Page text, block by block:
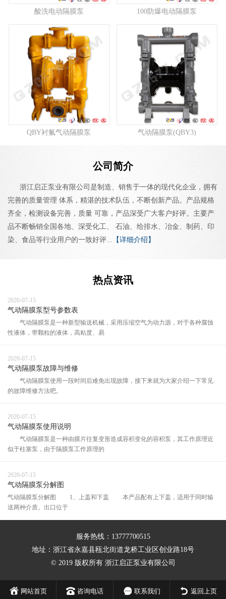
酸洗电动隔膜泵 100防爆电动隔膜泵
QBY衬氟气动隔膜泵 气动隔膜泵(QBY3)
公司简介
浙江启正泵业有限公司是制造、销售于一体的现代化企业，拥有
完善的质量管理 体系，精湛的技术队伍，不断创新产品。产品规格
齐全，检测设备完善，质量 可靠，产品深受广大客户好评。主要产
品不断畅销全国各地、深受化工、 石油、给排水、冶金、制药、印
染、食品等行业用户的一致好评... 【详细介绍】
热点资讯
2020-07-15
气动隔膜泵型号参数表
气动隔膜泵是一种新型输送机械，采用压缩空气为动力源，对于各种腐蚀
性液体，带颗粒的液体，高粘度、易
2020-07-15
气动隔膜泵故障与维修
气动隔膜泵使用一段时间后难免出现故障，接下来就为大家介绍一下常见
的故障维修方法吧。
2020-07-15
气动隔膜泵使用说明
气动隔膜泵是一种由膜片往复变形造成容积变化的容积泵，其工作原理近
似于柱塞泵，由于隔膜泵工作原理的
2020-07-15
气动隔膜泵分解图
气动隔膜泵分解图 1、上盖和下盖 本产品配有上下盖，适用于同时输
送两种介质。出口位于
服务热线：13777700515
地址：浙江省永嘉县瓯北街道龙桥工业区创业路18号
© 2019 版权所有 浙江启正泵业有限公司
网站首页 咨询电话 联系我们 返回上页